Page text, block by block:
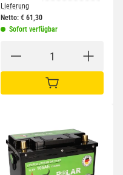
Lieferung
Netto: € 61,30
Sofort verfügbar
IN DEN WARENKORB